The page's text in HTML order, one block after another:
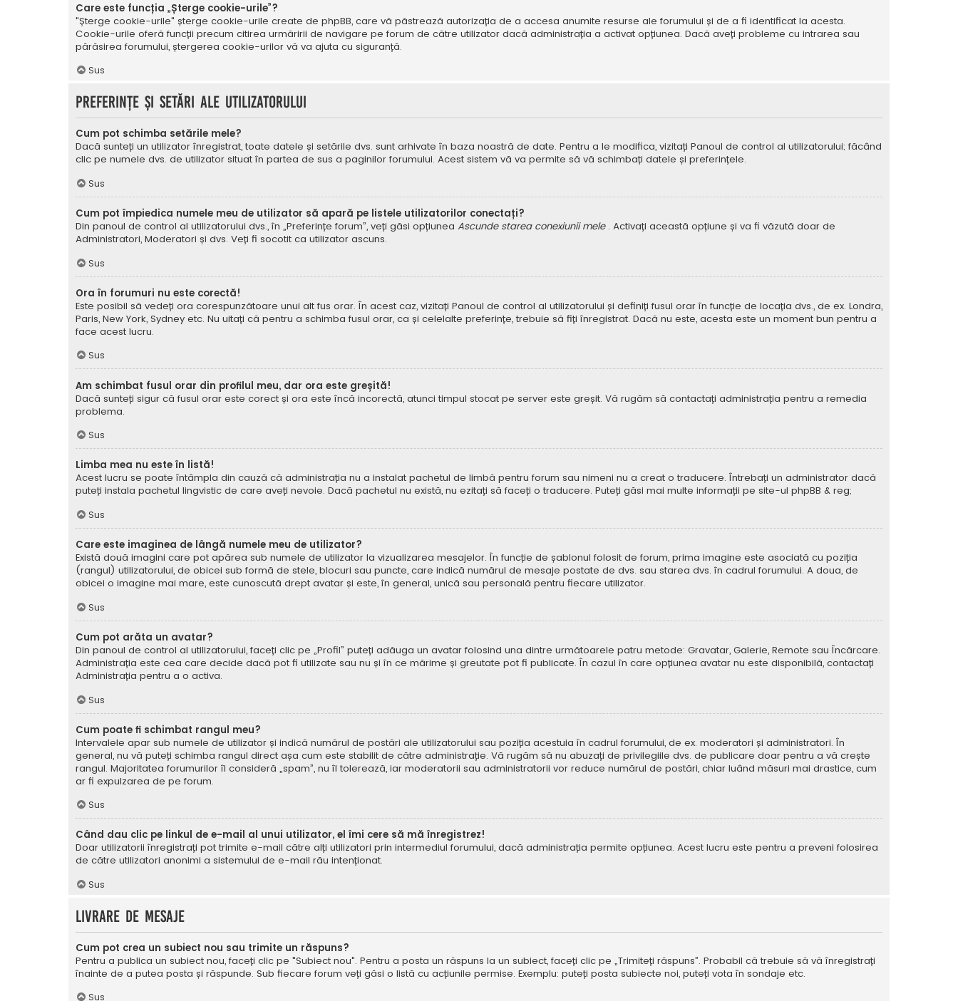
Care este funcția „Șterge cookie-urile”?
"Șterge cookie-urile" șterge cookie-urile create de phpBB, care vă păstrează autorizația de a accesa anumite resurse ale forumului și de a fi identificat la acesta.
Cookie-urile oferă funcții precum citirea urmăririi de navigare pe forum de către utilizator dacă administrația a activat opțiunea. Dacă aveți probleme cu intrarea sau
părăsirea forumului, ștergerea cookie-urilor vă va ajuta cu siguranță.
Sus
Preferințe și setări ale utilizatorului
Cum pot schimba setările mele?
Dacă sunteți un utilizator înregistrat, toate datele și setările dvs. sunt arhivate în baza noastră de date. Pentru a le modifica, vizitați Panoul de control al utilizatorului; făcând
clic pe numele dvs. de utilizator situat în partea de sus a paginilor forumului. Acest sistem vă va permite să vă schimbați datele și preferințele.
Sus
Cum pot împiedica numele meu de utilizator să apară pe listele utilizatorilor conectați?
Din panoul de control al utilizatorului dvs., în „Preferințe forum”, veți găsi opțiunea Ascunde starea conexiunii mele . Activați această opțiune și va fi văzută doar de
Administratori, Moderatori și dvs. Veți fi socotit ca utilizator ascuns.
Sus
Ora în forumuri nu este corectă!
Este posibil să vedeți ora corespunzătoare unui alt fus orar. În acest caz, vizitați Panoul de control al utilizatorului și definiți fusul orar în funcție de locația dvs., de ex. Londra,
Paris, New York, Sydney etc. Nu uitați că pentru a schimba fusul orar, ca și celelalte preferințe, trebuie să fiți înregistrat. Dacă nu este, acesta este un moment bun pentru a
face acest lucru.
Sus
Am schimbat fusul orar din profilul meu, dar ora este greșită!
Dacă sunteți sigur că fusul orar este corect și ora este încă incorectă, atunci timpul stocat pe server este greșit. Vă rugăm să contactați administrația pentru a remedia
problema.
Sus
Limba mea nu este în listă!
Acest lucru se poate întâmpla din cauză că administrația nu a instalat pachetul de limbă pentru forum sau nimeni nu a creat o traducere. Întrebați un administrator dacă
puteți instala pachetul lingvistic de care aveți nevoie. Dacă pachetul nu există, nu ezitați să faceți o traducere. Puteți găsi mai multe informații pe site-ul phpBB & reg;
Sus
Care este imaginea de lângă numele meu de utilizator?
Există două imagini care pot apărea sub numele de utilizator la vizualizarea mesajelor. În funcție de șablonul folosit de forum, prima imagine este asociată cu poziția
(rangul) utilizatorului, de obicei sub formă de stele, blocuri sau puncte, care indică numărul de mesaje postate de dvs. sau starea dvs. în cadrul forumului. A doua, de
obicei o imagine mai mare, este cunoscută drept avatar și este, în general, unică sau personală pentru fiecare utilizator.
Sus
Cum pot arăta un avatar?
Din panoul de control al utilizatorului, faceți clic pe „Profil” puteți adăuga un avatar folosind una dintre următoarele patru metode: Gravatar, Galerie, Remote sau Încărcare.
Administrația este cea care decide dacă pot fi utilizate sau nu și în ce mărime și greutate pot fi publicate. În cazul în care opțiunea avatar nu este disponibilă, contactați
Administrația pentru a o activa.
Sus
Cum poate fi schimbat rangul meu?
Intervalele apar sub numele de utilizator și indică numărul de postări ale utilizatorului sau poziția acestuia în cadrul forumului, de ex. moderatori și administratori. În
general, nu vă puteți schimba rangul direct așa cum este stabilit de către administrație. Vă rugăm să nu abuzați de privilegiile dvs. de publicare doar pentru a vă crește
rangul. Majoritatea forumurilor îl consideră „spam”, nu îl tolerează, iar moderatorii sau administratorii vor reduce numărul de postări, chiar luând măsuri mai drastice, cum
ar fi expulzarea de pe forum.
Sus
Când dau clic pe linkul de e-mail al unui utilizator, el îmi cere să mă înregistrez!
Doar utilizatorii înregistrați pot trimite e-mail către alți utilizatori prin intermediul forumului, dacă administrația permite opțiunea. Acest lucru este pentru a preveni folosirea
de către utilizatori anonimi a sistemului de e-mail rău intenționat.
Sus
Livrare de mesaje
Cum pot crea un subiect nou sau trimite un răspuns?
Pentru a publica un subiect nou, faceți clic pe "Subiect nou". Pentru a posta un răspuns la un subiect, faceți clic pe „Trimiteți răspuns”. Probabil că trebuie să vă înregistrați
înainte de a putea posta și răspunde. Sub fiecare forum veți găsi o listă cu acțiunile permise. Exemplu: puteți posta subiecte noi, puteți vota în sondaje etc.
Sus